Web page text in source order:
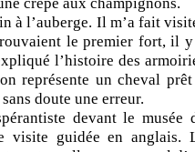
à l’auberge. Il m’a fait
le premier fort, il
l’histoire des
représente un cheval
doute une erreur.
devant le musée
visite guidée en anglais.